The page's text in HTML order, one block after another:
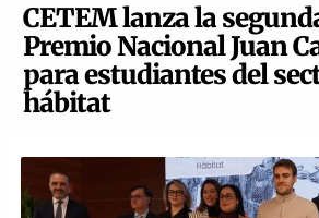
CETEM lanza la
Premio Nacional Juan
para estudiantes del
hábitat